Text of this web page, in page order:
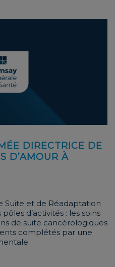
DIRECTRICE DE
D’AMOUR À
Suite et de Réadaptation
d’activités : les soins
de suite cancérologiques
complétés par une